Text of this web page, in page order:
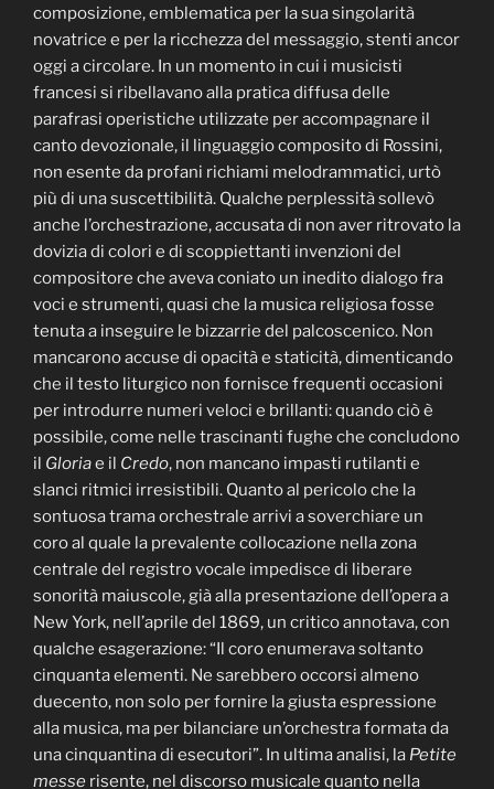
composizione, emblematica per la sua singolarità
novatrice e per la ricchezza del messaggio, stenti ancor
oggi a circolare. In un momento in cui i musicisti
francesi si ribellavano alla pratica diffusa delle
parafrasi operistiche utilizzate per accompagnare il
canto devozionale, il linguaggio composito di Rossini,
non esente da profani richiami melodrammatici, urtò
più di una suscettibilità. Qualche perplessità sollevò
anche l’orchestrazione, accusata di non aver ritrovato la
dovizia di colori e di scoppiettanti invenzioni del
compositore che aveva coniato un inedito dialogo fra
voci e strumenti, quasi che la musica religiosa fosse
tenuta a inseguire le bizzarrie del palcoscenico. Non
mancarono accuse di opacità e staticità, dimenticando
che il testo liturgico non fornisce frequenti occasioni
per introdurre numeri veloci e brillanti: quando ciò è
possibile, come nelle trascinanti fughe che concludono
il Gloriae il Credo, non mancano impasti rutilanti e
slanci ritmici irresistibili. Quanto al pericolo che la
sontuosa trama orchestrale arrivi a soverchiare un
coro al quale la prevalente collocazione nella zona
centrale del registro vocale impedisce di liberare
sonorità maiuscole, già alla presentazione dell’opera a
New York, nell’aprile del 1869, un critico annotava, con
qualche esagerazione: “Il coro enumerava soltanto
cinquanta elementi. Ne sarebbero occorsi almeno
duecento, non solo per fornire la giusta espressione
alla musica, ma per bilanciare un’orchestra formata da
una cinquantina di esecutori”. In ultima analisi, la Petite
messe risente, nel discorso musicale quanto nella